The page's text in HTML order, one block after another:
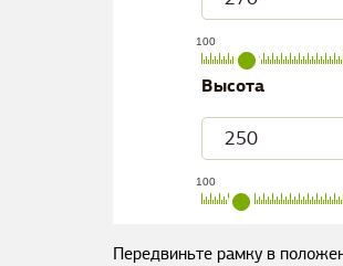
100
Высота
100
Передвиньте рамку в